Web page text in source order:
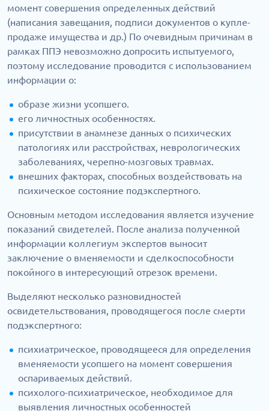
момент совершения определенных действий
(написания завещания, подписи документов о купле-
продаже имущества и др.) По очевидным причинам в
рамках ППЭ невозможно допросить испытуемого,
поэтому исследование проводится с использованием
информации о:
образе жизни усопшего.
его личностных особенностях.
присутствии в анамнезе данных о психических
патологиях или расстройствах, неврологических
заболеваниях, черепно-мозговых травмах.
внешних факторах, способных воздействовать на
психическое состояние подэкспертного.
Основным методом исследования является изучение
показаний свидетелей. После анализа полученной
информации коллегиум экспертов выносит
заключение о вменяемости и сделкоспособности
покойного в интересующий отрезок времени.
Выделяют несколько разновидностей
освидетельствования, проводящегося после смерти
подэкспертного:
психиатрическое, проводящееся для определения
вменяемости усопшего на момент совершения
оспариваемых действий.
психолого-психиатрическое, необходимое для
выявления личностных особенностей